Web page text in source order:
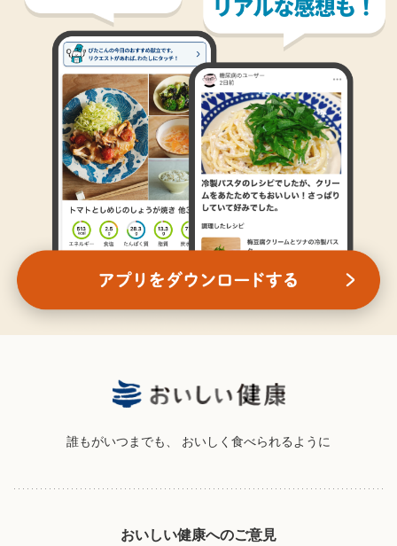
誰もがいつまでも、 おいしく食べられるように
おいしい健康へのご意見